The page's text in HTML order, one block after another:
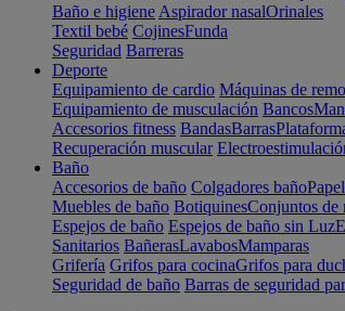
Baño e higiene Aspirador nasalOrinales
Textil bebé CojinesFunda
Seguridad Barreras
Deporte
Equipamiento de cardio Máquinas de remo
Equipamiento de musculación Bancos
Accesorios fitness BandasBarras
Recuperación muscular
Baño
Accesorios de baño Colgadores baño
Muebles de baño BotiquinesConjuntos de
Espejos de baño Espejos de baño sin Luz
Sanitarios BañerasLavabosMamparas
Grifería Grifos para cocinaGrifos para
Seguridad de baño Barras de seguridad